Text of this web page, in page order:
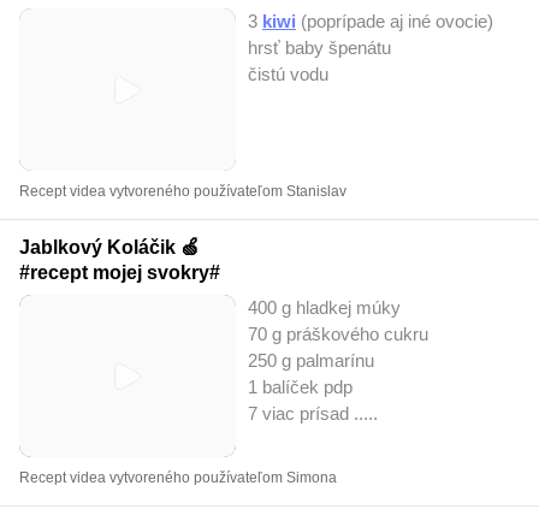
3 kiwi (poprípade aj iné ovocie)
hrsť baby špenátu
čistú vodu
Recept videa vytvoreného používateľom Stanislav
Jablkový Koláčik 🍏
#recept mojej svokry#
400 g hladkej múky
70 g práškového cukru
250 g palmarínu
1 balíček pdp
7 viac prísad .....
Recept videa vytvoreného používateľom Simona